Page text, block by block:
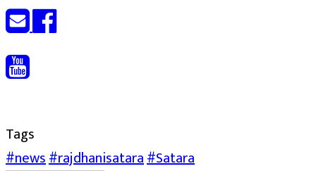
Tags
#news#rajdhanisatara#Satara